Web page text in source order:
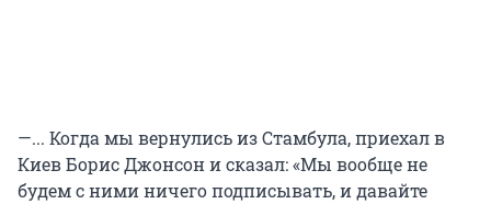
—... Когда мы вернулись из Стамбула, приехал в
Киев Борис Джонсон и сказал: «Мы вообще не
будем с ними ничего подписывать, и давайте